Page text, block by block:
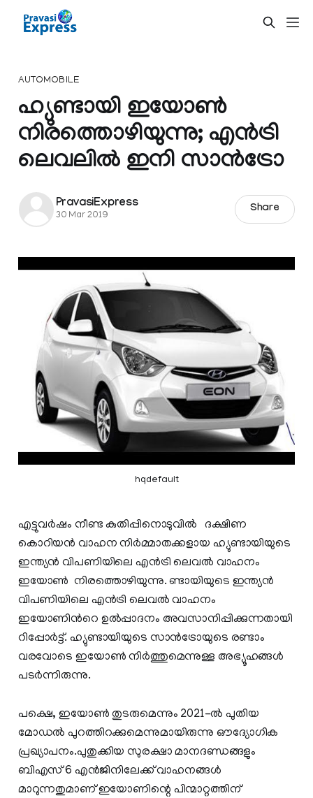
AUTOMOBILE
ഹ്യുണ്ടായി ഇയോണ്‍
നിരത്തൊഴിയുന്നു; എന്‍ട്രി
ലെവലില്‍ ഇനി സാന്‍ട്രോ
PravasiExpress
30 Mar 2019
Share
hqdefault
എട്ടുവർഷം നീണ്ട കുതിപ്പിനൊടുവിൽ ദക്ഷിണ
കൊറിയന്‍ വാഹന നിര്‍മ്മാതക്കളായ ഹ്യുണ്ടായിയുടെ
ഇന്ത്യന്‍ വിപണിയിലെ എന്‍ട്രി ലെവല്‍ വാഹനം
ഇയോൺ നിരത്തൊഴിയുന്നു. ണ്ടായിയുടെ ഇന്ത്യന്‍
വിപണിയിലെ എന്‍ട്രി ലെവല്‍ വാഹനം
ഇയോണിന്‍റെ ഉല്‍പ്പാദനം അവസാനിപ്പിക്കുന്നതായി
റിപ്പോര്‍ട്ട്. ഹ്യുണ്ടായിയുടെ സാന്‍ട്രോയുടെ രണ്ടാം
വരവോടെ ഇയോണ്‍ നിര്‍ത്തുമെന്നുള്ള അഭ്യൂഹങ്ങള്‍
പടര്‍ന്നിരുന്നു.
പക്ഷെ, ഇയോണ്‍ തുടരുമെന്നും 2021-ല്‍ പുതിയ
മോഡല്‍ പുറത്തിറക്കുമെന്നുമായിരുന്നു ഔദ്യോഗിക
പ്രഖ്യാപനം.പുതുക്കിയ സുരക്ഷാ മാനദണ്ഡങ്ങളും
ബിഎസ് 6 എന്‍ജിനിലേക്ക് വാഹനങ്ങള്‍
മാറുന്നതുമാണ് ഇയോണിന്റെ പിന്മാറ്റത്തിന്